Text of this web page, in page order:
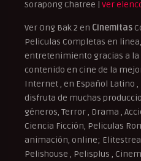
Sorapong Chatree | Ver
Ver Ong Bak 2 en Cinemitas
Peliculas Completas en
entretenimiento gracias a la
contenido en cine de la
Internet , en Español Latino ,
disfruta de muchas
géneros, Terror , Drama ,
Ciencia Ficción, Peliculas
animación, online;
Pelishouse , Pelisplus ,